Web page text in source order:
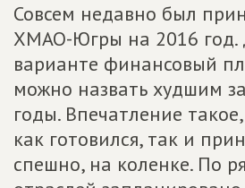
Совсем недавно был
ХМАО-Югры на 2016 год.
варианте финансовый
можно назвать худшим
годы. Впечатление
как готовился, так и
спешно, на коленке. По